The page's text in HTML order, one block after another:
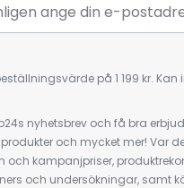
på 1 199 kr.
nyhetsbrev och få bra
och mycket mer! Var
och kampanjpriser,
och undersökningar, samt